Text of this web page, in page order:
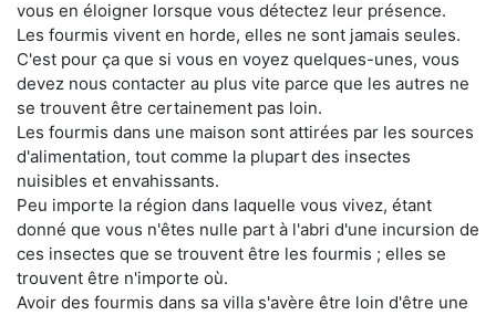
vous en éloigner lorsque vous détectez leur présence.
Les fourmis vivent en horde, elles ne sont jamais seules.
C'est pour ça que si vous en voyez quelques-unes, vous
devez nous contacter au plus vite parce que les autres ne
se trouvent être certainement pas loin.
Les fourmis dans une maison sont attirées par les sources
d'alimentation, tout comme la plupart des insectes
nuisibles et envahissants.
Peu importe la région dans laquelle vous vivez, étant
donné que vous n'êtes nulle part à l'abri d'une incursion de
ces insectes que se trouvent être les fourmis ; elles se
trouvent être n'importe où.
Avoir des fourmis dans sa villa s'avère être loin d'être une